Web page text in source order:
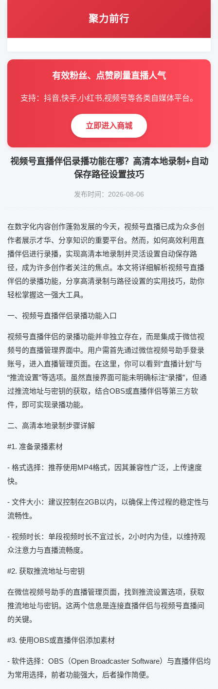
聚力前行
有效粉丝、点赞刷量直播人气
支持：抖音,快手,小红书,视频号等各类自媒体平台。
立即进入商城
视频号直播伴侣录播功能在哪？高清本地录制+自动
保存路径设置技巧
发布时间：2026-08-06
在数字化内容创作蓬勃发展的今天，视频号直播已成为众多创
作者展示才华、分享知识的重要平台。然而，如何高效利用直
播伴侣进行录播，实现高清本地录制并灵活设置自动保存路
径，成为许多创作者关注的焦点。本文将详细解析视频号直播
伴侣的录播功能，分享高清录制与路径设置的实用技巧，助你
轻松掌握这一强大工具。
一、视频号直播伴侣录播功能入口
视频号直播伴侣的录播功能并非独立存在，而是集成于微信视
频号的直播管理界面中。用户需首先通过微信视频号助手登录
账号，进入直播管理页面。在这里，你可以看到“直播计划”与
“推流设置”等选项。虽然直接界面可能未明确标注“录播”，但通
过推流地址与密钥的获取，结合OBS或直播伴侣等第三方软
件，即可实现录播功能。
二、高清本地录制步骤详解
#1. 准备录播素材
- 格式选择：推荐使用MP4格式，因其兼容性广泛，上传速度
快。
- 文件大小：建议控制在2GB以内，以确保上传过程的稳定性与
流畅性。
- 视频时长：单段视频时长不宜过长，2小时内为佳，以维持观
众注意力与直播流畅度。
#2. 获取推流地址与密钥
在微信视频号助手的直播管理页面，找到推流设置选项，获取
推流地址与密钥。这两个信息是连接直播伴侣与视频号直播间
的关键。
#3. 使用OBS或直播伴侣添加素材
- 软件选择：OBS（Open Broadcaster Software）与直播伴侣均
为常用选择，前者功能强大，后者操作简便。